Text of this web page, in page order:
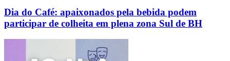
Dia do Café: apaixonados pela bebida podem
participar de colheita em plena zona Sul de BH